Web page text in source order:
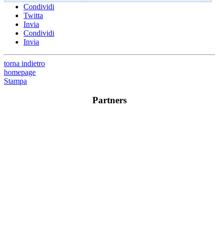
Condividi
Twitta
Invia
Condividi
Invia
torna indietro
homepage
Stampa
Partners